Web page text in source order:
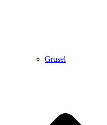
Grusel